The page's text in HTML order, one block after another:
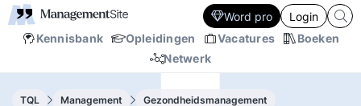
Kennisbank Opleidingen Vacatures
Boeken
Netwerk
Word pro Login
TQL Management Gezondheidsmanagement